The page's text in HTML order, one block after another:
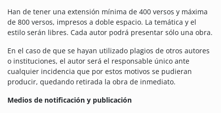
Han de tener una extensión mínima de 400 versos y máxima
de 800 versos, impresos a doble espacio. La temática y el
estilo serán libres. Cada autor podrá presentar sólo una obra.
En el caso de que se hayan utilizado plagios de otros autores
o instituciones, el autor será el responsable único ante
cualquier incidencia que por estos motivos se pudieran
producir, quedando retirada la obra de inmediato.
Medios de notificación y publicación